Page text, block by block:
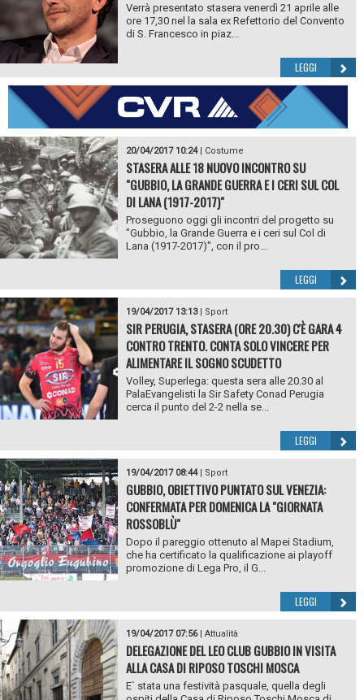
Verrà presentato stasera venerdì 21 aprile alle
ore 17,30 nel la sala ex Refettorio del Convento
di S. Francesco in piaz...
LEGGI
20/04/2017 10:24| Costume
STASERA ALLE 18 NUOVO INCONTRO SU
"GUBBIO, LA GRANDE GUERRA E I CERI SUL COL
DI LANA (1917-2017)"
Proseguono oggi gli incontri del progetto su
"Gubbio, la Grande Guerra e i ceri sul Col di
Lana (1917-2017)", con il pro...
LEGGI
19/04/2017 13:13| Sport
SIR PERUGIA, STASERA (ORE 20.30) C'È GARA 4
CONTRO TRENTO. CONTA SOLO VINCERE PER
ALIMENTARE IL SOGNO SCUDETTO
Volley, Superlega: questa sera alle 20.30 al
PalaEvangelisti la Sir Safety Conad Perugia
cerca il punto del 2-2 nella se...
LEGGI
19/04/2017 08:44| Sport
GUBBIO, OBIETTIVO PUNTATO SUL VENEZIA:
CONFERMATA PER DOMENICA LA "GIORNATA
ROSSOBLÙ"
Dopo il pareggio ottenuto al Mapei Stadium,
che ha certificato la qualificazione ai playoff
promozione di Lega Pro, il G...
LEGGI
19/04/2017 07:56| Attualità
DELEGAZIONE DEL LEO CLUB GUBBIO IN VISITA
ALLA CASA DI RIPOSO TOSCHI MOSCA
E` stata una festività pasquale, quella degli